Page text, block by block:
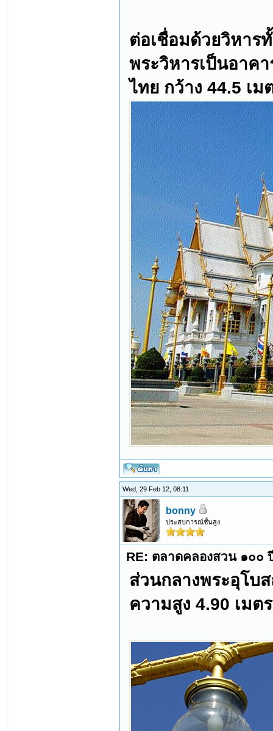
ต่อเชื่อมด้วยวิหาร
พระวิหารเป็นอาค
ไทย กว้าง 44.5 เม
Wed, 29 Feb 12, 08:11
bonny
ประสบการณ์ชั้นสูง
RE: ตลาดคลองสวน ๑๐๐
ส่วนกลางพระอุโ
ความสูง 4.90 เม